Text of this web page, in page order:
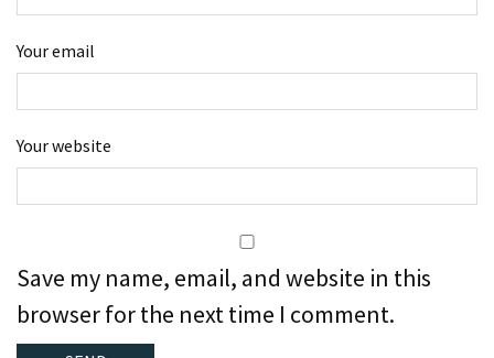
Your email
Your website
Save my name, email, and website in this
browser for the next time I comment.